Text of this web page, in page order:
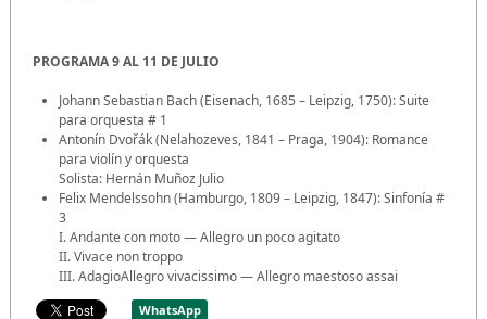
PROGRAMA 9 AL 11 DE JULIO
Johann Sebastian Bach (Eisenach, 1685 – Leipzig, 1750): Suite
para orquesta # 1
Antonín Dvořák (Nelahozeves, 1841 – Praga, 1904): Romance
para violín y orquesta
Solista: Hernán Muñoz Julio
Felix Mendelssohn (Hamburgo, 1809 – Leipzig, 1847): Sinfonía #
3
I. Andante con moto — Allegro un poco agitato
II. Vivace non troppo
III. AdagioAllegro vivacissimo — Allegro maestoso assai
WhatsApp